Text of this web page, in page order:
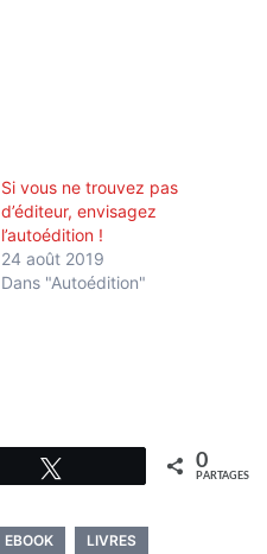
Si vous ne trouvez pas
d’éditeur, envisagez
l’autoédition !
24 août 2019
Dans "Autoédition"
0
PARTAGES
EBOOK LIVRES